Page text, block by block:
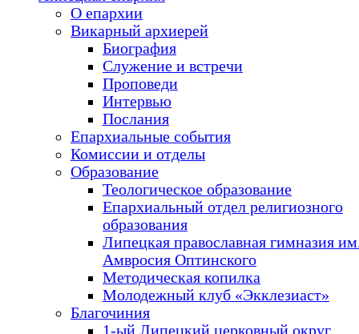
О епархии
Викарный архиерей
Биография
Служение и встречи
Проповеди
Интервью
Послания
Епархиальные события
Комиссии и отделы
Образование
Теологическое образование
Епархиальный отдел религиозного
образования
Липецкая православная гимназия
Амвросия Оптинского
Методическая копилка
Молодежный клуб «Экклезиаст»
Благочиния
1-ый Липецкий церковный округ